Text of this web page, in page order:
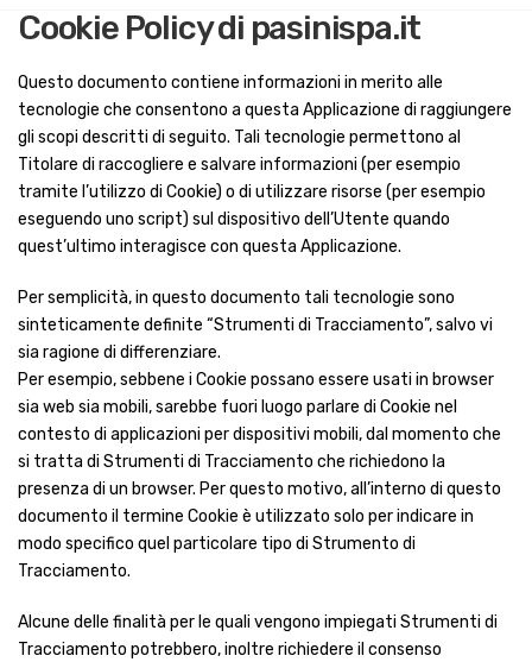
Cookie Policy di pasinispa.it
Questo documento contiene informazioni in merito alle
tecnologie che consentono a questa Applicazione di raggiungere
gli scopi descritti di seguito. Tali tecnologie permettono al
Titolare di raccogliere e salvare informazioni (per esempio
tramite l’utilizzo di Cookie) o di utilizzare risorse (per esempio
eseguendo uno script) sul dispositivo dell’Utente quando
quest’ultimo interagisce con questa Applicazione.
Per semplicità, in questo documento tali tecnologie sono
sinteticamente definite “Strumenti di Tracciamento”, salvo vi
sia ragione di differenziare.
Per esempio, sebbene i Cookie possano essere usati in browser
sia web sia mobili, sarebbe fuori luogo parlare di Cookie nel
contesto di applicazioni per dispositivi mobili, dal momento che
si tratta di Strumenti di Tracciamento che richiedono la
presenza di un browser. Per questo motivo, all’interno di questo
documento il termine Cookie è utilizzato solo per indicare in
modo specifico quel particolare tipo di Strumento di
Tracciamento.
Alcune delle finalità per le quali vengono impiegati Strumenti di
Tracciamento potrebbero, inoltre richiedere il consenso